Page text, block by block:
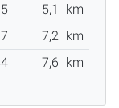
5,1
km
7,2 km
7,6 km